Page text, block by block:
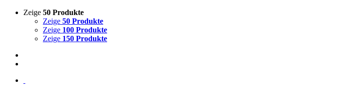
Zeige 50 Produkte
Zeige 50 Produkte
Zeige 100 Produkte
Zeige 150 Produkte